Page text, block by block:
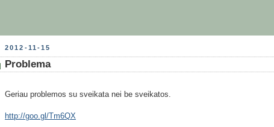
2012-11-15
Problema
Geriau problemos su sveikata nei be sveikatos.
http://goo.gl/Tm6QX